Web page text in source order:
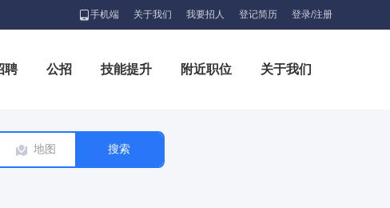
手机端 关于我们 我要招人 登记简历 登录/注册
聘 公招 技能提升 附近职位 关于我们
地图